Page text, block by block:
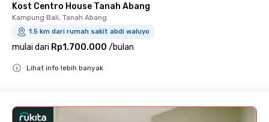
Kost Centro House Tanah Abang
Kampung Bali, Tanah Abang
1.5 km dari rumah sakit abdi waluyo
mulai dari Rp1.700.000 /bulan
Lihat info lebih banyak